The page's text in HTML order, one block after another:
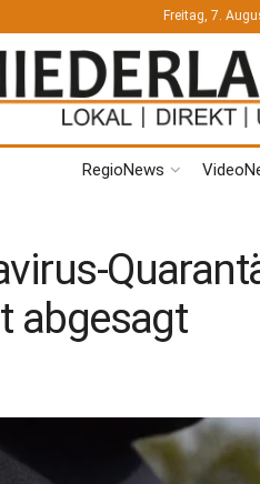
Freitag, 7.
RegioNews
abgesagt